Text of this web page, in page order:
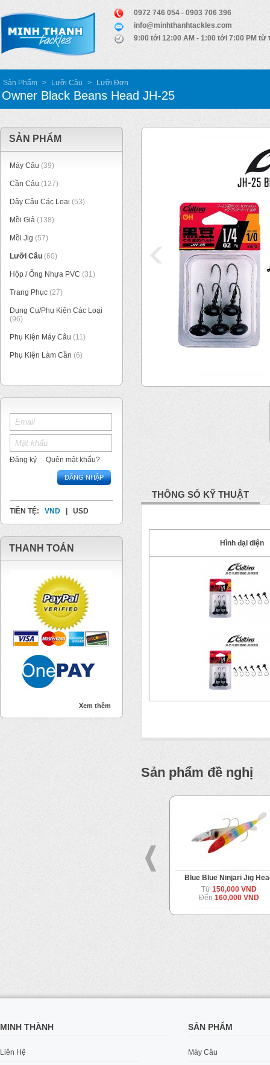
0972 746 054 - 0903 706 396
info@minhthanhtackles.com
9:00 tới 12:00 AM - 1:00 tới 7:00 PM từ
Sản Phẩm > Lưỡi Câu > Lưỡi Đơn
Owner Black Beans Head JH-25
SẢN PHẨM
Máy Câu (39)
Cần Câu (127)
Dây Câu Các Loại (53)
Mồi Giả (138)
Mồi Jig (57)
Lưỡi Câu (60)
Hộp / Ống Nhựa PVC (31)
Trang Phục (27)
Dụng Cụ/Phụ Kiện Các Loại
(96)
Phụ Kiện Máy Câu (11)
Phụ Kiện Làm Cần (6)
Đăng ký Quên mật khẩu?
ĐĂNG NHẬP
TIỀN TỆ: VND USD
THANH TOÁN
Xem thêm
THÔNG SỐ KỸ THUẬT
Hình đại diện
Sản phẩm đề nghị
Blue Blue Ninjari Jig
Từ 150,000 VND
Đến 160,000 VND
MINH THÀNH
Liên Hệ
SẢN PHẨM
Máy Câu